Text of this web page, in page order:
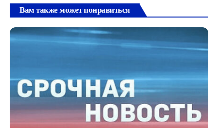
Вам также может понравиться